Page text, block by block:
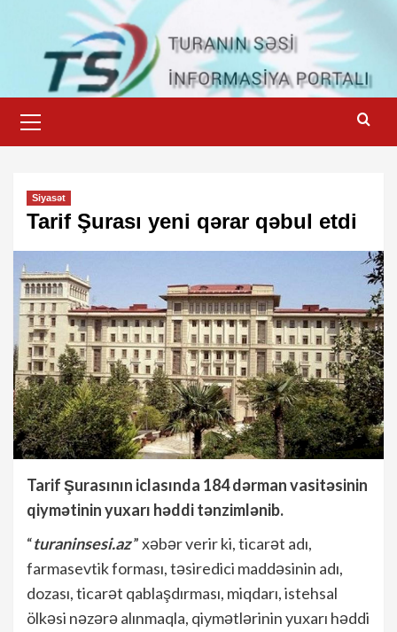
content
Menu
Siyasət
Tarif Şurası yeni qərar qəbul etdi
Tarif Şurasının iclasında 184 dərman vasitəsinin
qiymətinin yuxarı həddi tənzimlənib.
“turaninsesi.az” xəbər verir ki, ticarət adı,
farmasevtik forması, təsiredici maddəsinin adı,
dozası, ticarət qablaşdırması, miqdarı, istehsal
ölkəsi nəzərə alınmaqla, qiymətlərinin yuxarı həddi